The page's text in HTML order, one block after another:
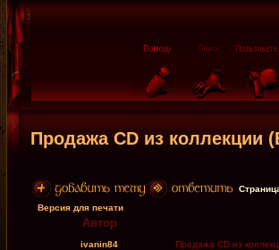
Продажа CD из коллекции
Версия для печати
Автор
ivanin84 Продажа CD из